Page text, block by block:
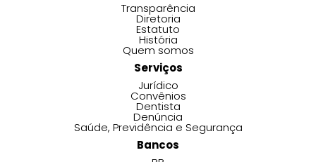
Transparência
Diretoria
Estatuto
História
Quem somos
Serviços
Jurídico
Convênios
Dentista
Denúncia
Saúde, Previdência e Segurança
Bancos